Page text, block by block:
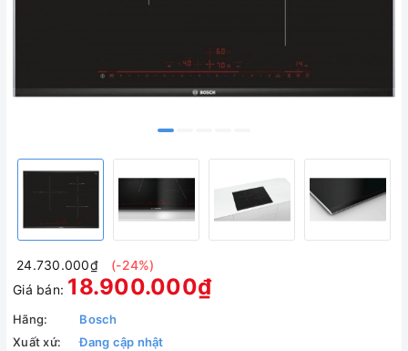
24.730.000₫
(-24%)
Giá bán: 18.900.000₫
Hãng:
Bosch
Xuất xứ:
Đang cập nhật